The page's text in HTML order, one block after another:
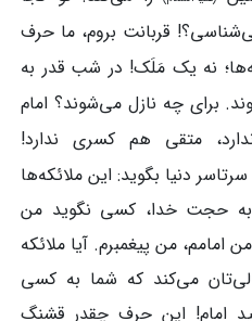
قربانت بروم، ما حرف
نه یک مَلَک! در شب قدر به
برای چه نازل می‌شوند؟ امام
متقی هم کسری ندارد!
دنیا بگوید: این ملائکه‌ها
به حجت خدا، کسی نگوید من
من پیغمبرم. آیا ملائکه
می‌کند که شما به کسی
امام! این حرف چقدر قشنگ